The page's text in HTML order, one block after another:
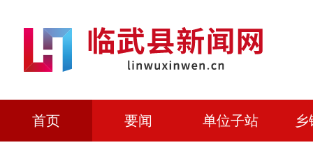
首页 要闻 单位子站